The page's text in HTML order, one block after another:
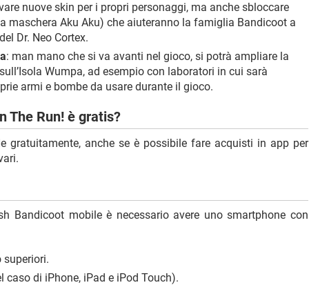
nuove skin per i propri personaggi, ma anche sbloccare
maschera Aku Aku) che aiuteranno la famiglia Bandicoot a
Dr. Neo Cortex.
: man mano che si va avanti nel gioco, si potrà ampliare la
Wumpa, ad esempio con laboratori in cui sarà
armi e bombe da usare durante il gioco.
The Run! è gratis?
gratuitamente, anche se è possibile fare acquisti in app per
Bandicoot mobile è necessario avere uno smartphone con
superiori.
caso di iPhone, iPad e iPod Touch).